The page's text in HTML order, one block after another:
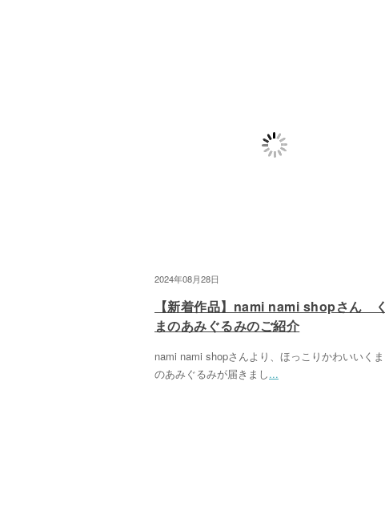
2024年08月28日
【新着作品】nami nami shopさん く
まのあみぐるみのご紹介
nami nami shopさんより、ほっこりかわいいくま
のあみぐるみが届きまし...